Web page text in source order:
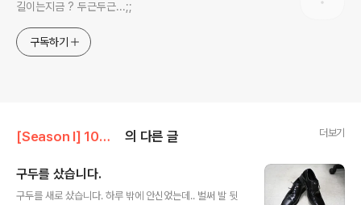
길이는지금 ? 두근두근...;;
구독하기
[Season I] 10원짜리 이야기 의 다른 글 더보기
구두를 샀습니다.
구두를 새로 샀습니다. 하루 밖에 안신었는데.. 벌써 발 뒷